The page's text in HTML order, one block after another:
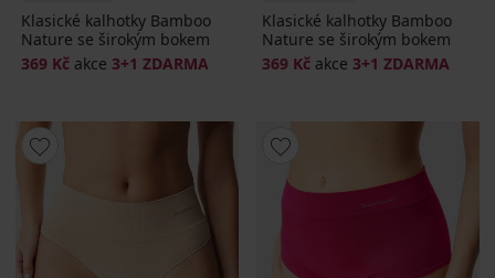
Klasické kalhotky Bamboo
Nature se širokým bokem
369 Kč akce 3+1 ZDARMA
Klasické kalhotky Bamboo
Nature se širokým bokem
369 Kč akce 3+1 ZDARMA